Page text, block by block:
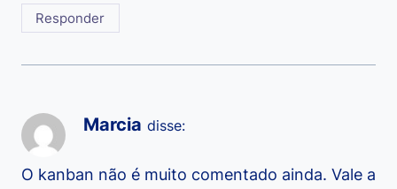
Responder
Marcia disse:
O kanban não é muito comentado ainda. Vale a